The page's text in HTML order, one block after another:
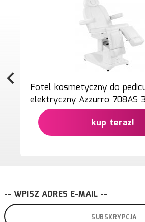
Fotel kosmetyczny do
elektryczny Azzurro 708AS
kup teraz!
-- WPISZ ADRES E-MAIL --